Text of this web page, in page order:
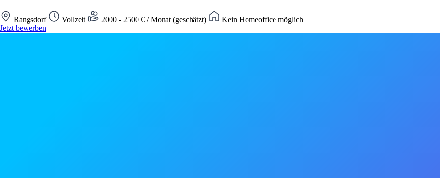
Rangsdorf Vollzeit 2000 - 2500 € / Monat (geschätzt)
Kein Homeoffice möglich
Jetzt bewerben